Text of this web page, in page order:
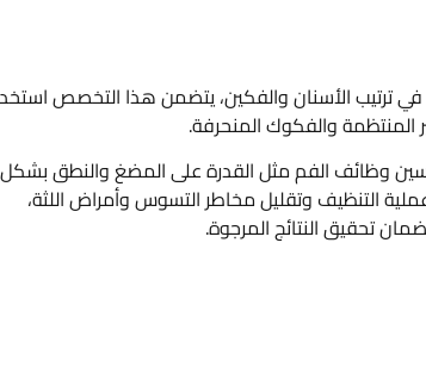
الأسنان والفكين، يتضمن هذا التخصص
والفكوك المنحرفة.
وظائف الفم مثل القدرة على المضغ والنطق بشكل
التنظيف وتقليل مخاطر التسوس وأمراض اللثة،
تحقيق النتائج المرجوة.